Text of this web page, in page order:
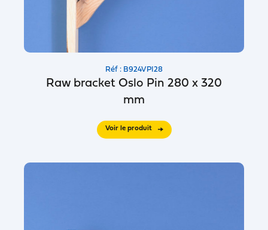
Réf : B924VPI28
Raw bracket Oslo Pin 280 x 320
mm
Voir le produit